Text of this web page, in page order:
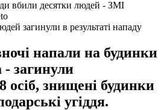
загинули в результаті нападу
напали на будинки
- загинули
знищені будинки
угіддя.